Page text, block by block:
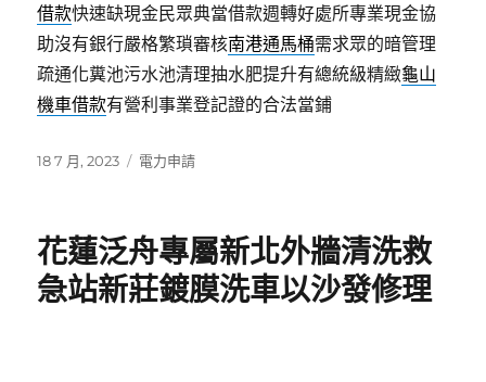
借款快速缺現金民眾典當借款週轉好處所專業現金協
助沒有銀行嚴格繁瑣審核南港通馬桶需求眾的暗管理
疏通化糞池污水池清理抽水肥提升有總統級精緻龜山
機車借款有營利事業登記證的合法當鋪
發
18 7 月, 2023
分
電力申請
花蓮泛舟專屬新北外牆清洗救
急站新莊鍍膜洗車以沙發修理